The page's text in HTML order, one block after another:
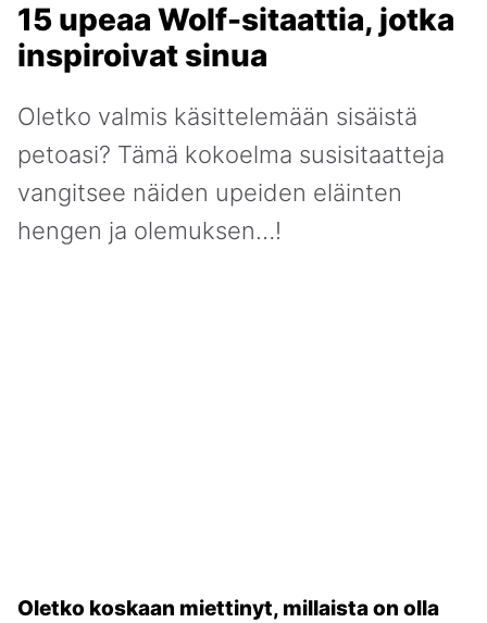
15 upeaa Wolf-sitaattia, jotka
inspiroivat sinua
Oletko valmis käsittelemään sisäistä
petoasi? Tämä kokoelma susisitaatteja
vangitsee näiden upeiden eläinten
hengen ja olemuksen…!
Oletko koskaan miettinyt, millaista on olla